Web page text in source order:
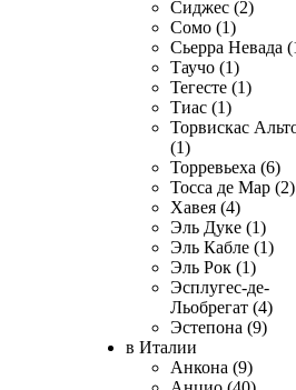
Сиджес (2)
Сомо (1)
Сьерра Невада
Таучо (1)
Тегесте (1)
Тиас (1)
Торвискас
(1)
Торревьеха (6)
Тосса де Мар (2)
Хавея (4)
Эль Дуке (1)
Эль Кабле (1)
Эль Рок (1)
Эсплугес-де-
Льобрегат (4)
Эстепона (9)
в Италии
Анкона (9)